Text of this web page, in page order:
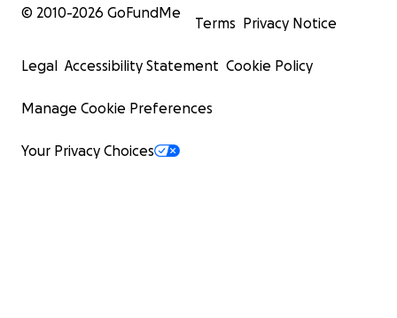
© 2010-2026 GoFundMe
Terms Privacy Notice
Legal Accessibility Statement Cookie Policy
Manage Cookie Preferences
Your Privacy Choices